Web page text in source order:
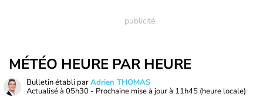
MÉTÉO HEURE PAR HEURE
Bulletin établi parAdrien THOMAS
Actualisé à 05h30 - Prochaine mise à jour à 11h45 (heure locale)